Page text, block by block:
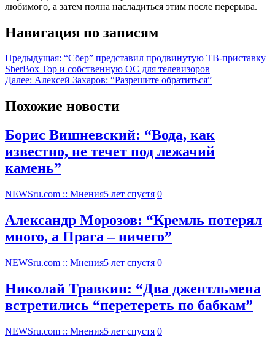
любимого, а затем полна насладиться этим после перерыва.
Навигация по записям
Предыдущая: “Сбер” представил продвинутую ТВ-приставку
SberBox Top и собственную ОС для телевизоров
Далее: Алексей Захаров: “Разрешите обратиться”
Похожие новости
Борис Вишневский: “Вода, как
известно, не течет под лежачий
камень”
NEWSru.com :: Мнения5 лет спустя 0
Александр Морозов: “Кремль потерял
много, а Прага – ничего”
NEWSru.com :: Мнения5 лет спустя 0
Николай Травкин: “Два джентльмена
встретились “перетереть по бабкам”
NEWSru.com :: Мнения5 лет спустя 0